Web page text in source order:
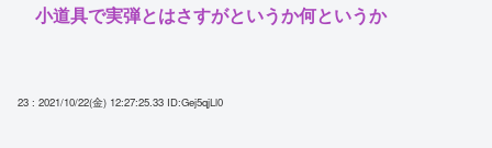
小道具で実弾とはさすがというか何というか
23 : 2021/10/22(金) 12:27:25.33 ID:Gej5qjLl0